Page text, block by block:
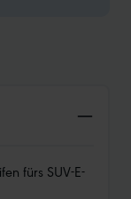
fürs SUV-E-